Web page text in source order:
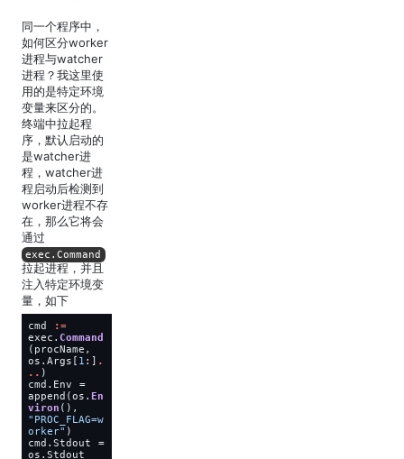
同一个程序中，
如何区分worker
进程与watcher
进程？我这里使
用的是特定环境
变量来区分的。
终端中拉起程
序，默认启动的
是watcher进
程，watcher进
程启动后检测到
worker进程不存
在，那么它将会
通过
exec.Command
拉起进程，并且
注入特定环境变
量，如下
cmd
:=
exec. Command
(procName,
os.Args[ 1 :] .
..
cmd.Env =
append(os. En
viron
"PROC_FLAG=w
orker"
cmd.Stdout =